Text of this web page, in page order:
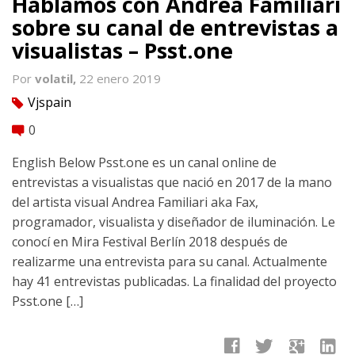
sobre su canal de entrevistas a
visualistas – Psst.one
Por volatil, 22 enero 2019
tag Vjspain
comment 0
English Below Psst.one es un canal online de
entrevistas a visualistas que nació en 2017 de la mano
del artista visual Andrea Familiari aka Fax,
programador, visualista y diseñador de iluminación. Le
conocí en Mira Festival Berlín 2018 después de
realizarme una entrevista para su canal. Actualmente
hay 41 entrevistas publicadas. La finalidad del proyecto
Psst.one […]
facebook twitter google linkedin